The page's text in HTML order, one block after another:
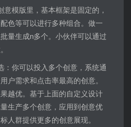
意模版里，基本框架是固定的，
色等可以进行多种组合。做一
量生成n多个。小伙伴可以通过
：你可以投入多个创意，系统通
户需求和点击率最高的创意。
越优。基于上面的自定义设计
生产多个创意，应用到创意优
人群提供更多的创意展现。